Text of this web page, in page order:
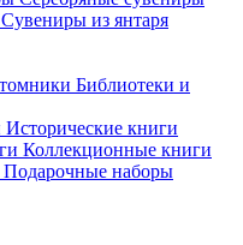
Сувениры из янтаря
Библиотеки и
Исторические книги
Коллекционные книги
Подарочные наборы